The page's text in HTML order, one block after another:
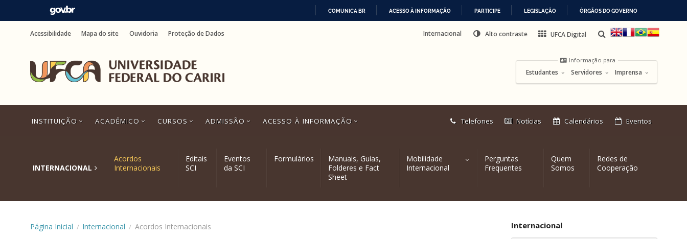
COMUNICA BR ACESSO À INFORMAÇÃO PARTICIPE LEGISLAÇÃO ÓRGÃOS DO GOVERNO
para
para
busca
rodapé
Acessibilidade Mapa do site Ouvidoria Proteção de Dados Internacional Alto contraste UFCA Digital
Informação para
Estudantes Servidores Imprensa
INSTITUIÇÃO ACADÊMICO CURSOS ADMISSÃO ACESSO À INFORMAÇÃO
Link
Telefones Notícias Calendários Eventos
INTERNACIONAL
Acordos
Internacionais
Editais
SCI
Eventos
da SCI
Formulários
Manuais, Guias,
Folderes e Fact
Sheet
Mobilidade
Internacional
Perguntas
Frequentes
Quem
Somos
Redes de
Cooperação
Página Inicial / Internacional / Acordos Internacionais Internacional